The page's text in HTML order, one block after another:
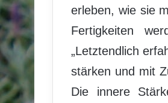
erleben, wie sie
Fertigkeiten
„Letztendlich
stärken und mit
Die innere